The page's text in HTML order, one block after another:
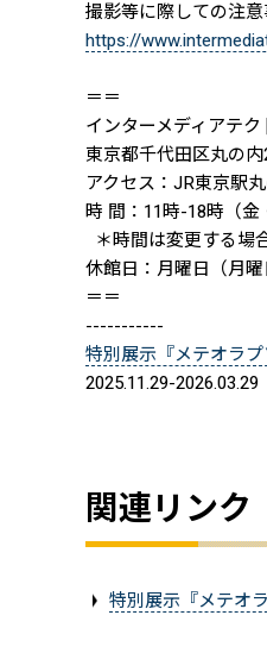
撮影等に際しての注
https://
＝＝
インターメディアテク
東京都千代田区丸の
アクセス：JR東京駅
時 間：11時-18時（金
＊時間は変更する場
休館日：月曜日（月
＝＝
-----------
特別展示『メテオラプ
2025.11.29-2026.03.29
関連リンク
特別展示『メテオ